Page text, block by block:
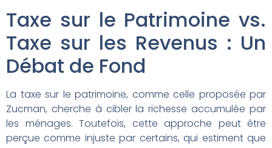
Taxe sur le Patrimoine vs.
Taxe sur les Revenus : Un
Débat de Fond
La taxe sur le patrimoine, comme celle proposée par
Zucman, cherche à cibler la richesse accumulée par
les ménages. Toutefois, cette approche peut être
perçue comme injuste par certains, qui estiment que